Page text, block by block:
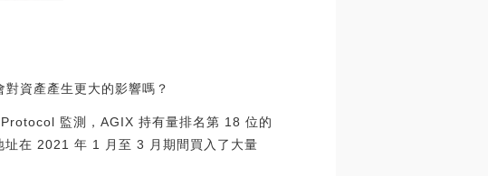
資產產生更大的影響嗎？
監測，AGIX 持有量排名第 18 位的
在 2021 年 1 月至 3 月期間買入了大量